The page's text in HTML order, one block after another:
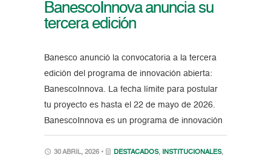
BanescoInnova anuncia su
tercera edición
Banesco anunció la convocatoria a la tercera
edición del programa de innovación abierta:
BanescoInnova. La fecha límite para postular
tu proyecto es hasta el 22 de mayo de 2026.
BanescoInnova es un programa de innovación
30 ABRIL, 2026 • DESTACADOS, INSTITUCIONALES,